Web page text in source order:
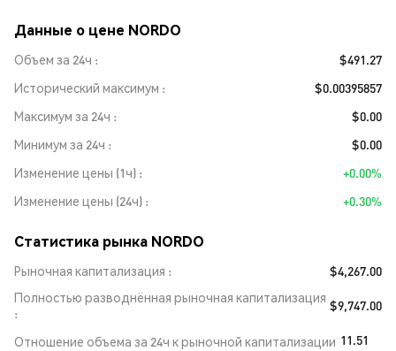
Данные о цене NORDO
Объем за 24ч
$491.27
Исторический максимум
$0.00395857
Максимум за 24ч
$0.00
Минимум за 24ч
$0.00
Изменение цены (1ч)
+0.00%
Изменение цены (24ч)
+0.30%
Статистика рынка NORDO
Рыночная капитализация
$4,267.00
Полностью разводнённая рыночная капитализация $9,747.00
Отношение объема за 24ч к рыночной капитализации 11.51